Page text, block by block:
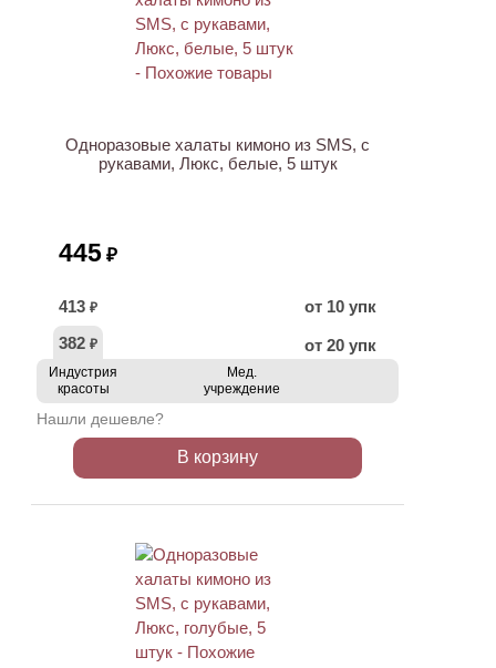
Одноразовые халаты кимоно из SMS, с
рукавами, Люкс, белые, 5 штук
445 ₽
413 ₽
от 10 упк
382 ₽ от 20 упк
Индустрия
красоты
Мед.
учреждение
Нашли дешевле?
В корзину